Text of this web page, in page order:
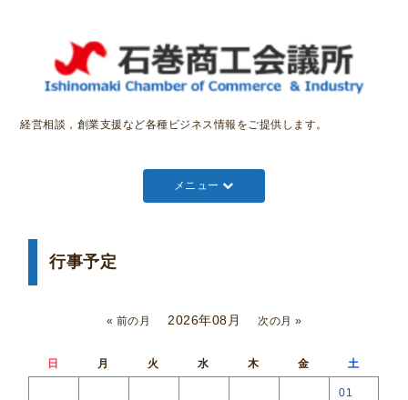
経営相談，創業支援など各種ビジネス情報をご提供します。
メニュー
行事予定
« 前の月 2026年08月 次の月 »
日 月 火 水 木 金 土
01